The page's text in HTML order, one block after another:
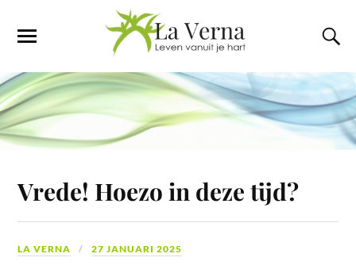
Vrede! Hoezo in deze tijd?
LA VERNA 27 JANUARI 2025